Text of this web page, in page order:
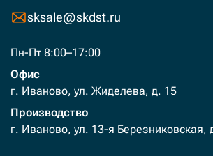
sksale@skdst.ru
Пн-Пт 8:00–17:00
Офис
г. Иваново, ул. Жиделева, д. 15
Производство
г. Иваново, ул. 13-я Березниковская,